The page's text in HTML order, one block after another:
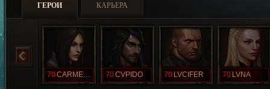
ГЕРОИ КАРЬЕРА
70 CARMENTA 70CVPIDO 70 LVCIFER 70 LVNA